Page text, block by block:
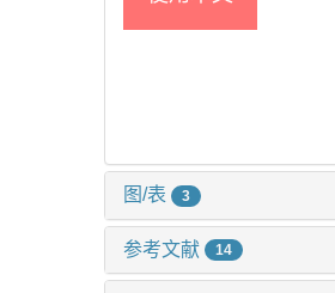
图/表 3
参考文献 14